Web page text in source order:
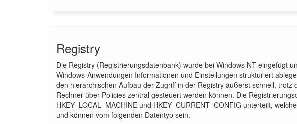
Registry
Die Registry (Registrierungsdatenbank) wurde bei Windows NT eingefügt
Windows-Anwendungen Informationen und Einstellungen strukturiert
den hierarchischen Aufbau der Zugriff in der Registry äußerst schnell,
Rechner über Policies zentral gesteuert werden können. Die
HKEY_LOCAL_MACHINE und HKEY_CURRENT_CONFIG unterteilt,
und können vom folgenden Datentyp sein.